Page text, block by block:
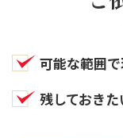
可能な範囲
残しておき